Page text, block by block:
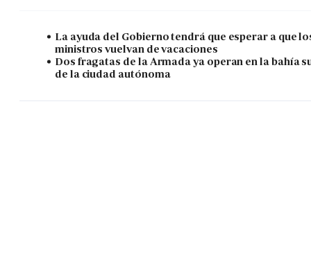
La ayuda del Gobierno tendrá que esperar a que
ministros vuelvan de vacaciones
Dos fragatas de la Armada ya operan en la bahía
de la ciudad autónoma